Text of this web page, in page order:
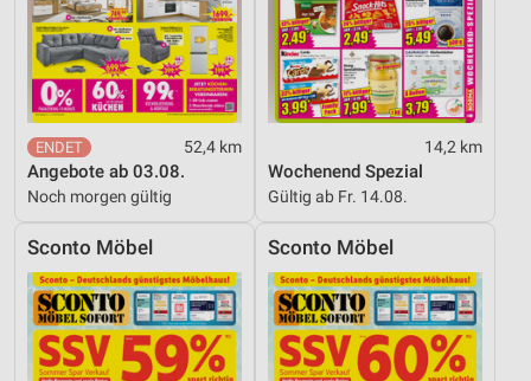
52,4 km
Angebote ab 03.08.
Noch morgen gültig
14,2 km
Wochenend Spezial
Gültig ab Fr. 14.08.
Sconto Möbel Sconto Möbel